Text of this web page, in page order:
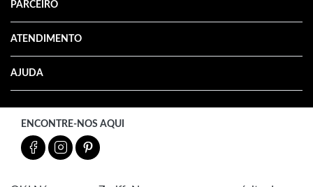
PARCEIRO
ATENDIMENTO
AJUDA
ENCONTRE-NOS AQUI